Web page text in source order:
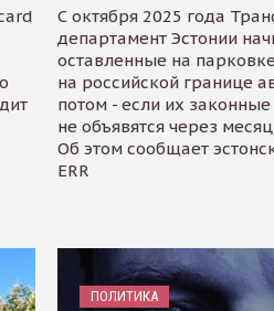
С октября 2025 года
департамент Эстонии
оставленные на
на российской границе
потом - если их
не объявятся через
Об этом сообщает
ERR
ПОЛИТИКА